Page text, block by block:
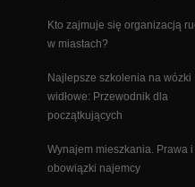
Kto zajmuje się organizacją
w miastach?
Najlepsze szkolenia na wózki
widłowe: Przewodnik dla
początkujących
Wynajem mieszkania. Prawa i
obowiązki najemcy